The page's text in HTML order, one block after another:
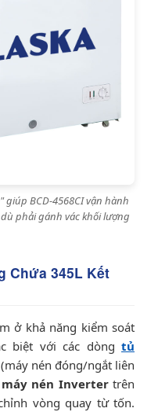
BCD-4568CI vận hành
phải gánh vác khối lượng
Chứa 345L Kết
ở khả năng kiểm soát
biệt với các dòng tủ
nén đóng/ngắt liên
máy nén Invertertrên
vòng quay từ tốn.